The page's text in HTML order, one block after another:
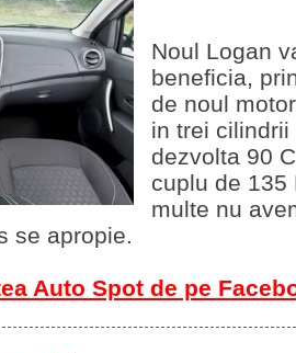
Noul Logan
beneficia,
de noul
in trei cilindrii
dezvolta 90
cuplu de 135
multe nu
se apropie.
Auto Spot de pe